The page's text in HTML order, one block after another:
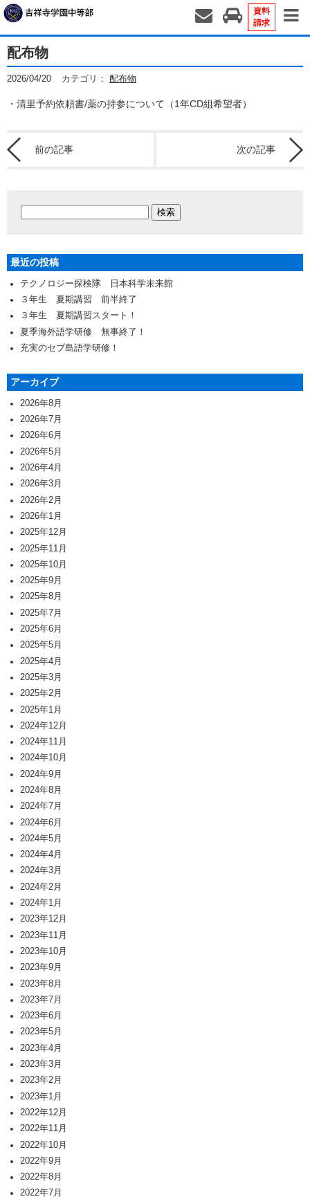
資料
請求
配布物
2026/04/20 カテゴリ： 配布物
・清里予約依頼書/薬の持参について（1年CD組希望者）
前の記事 次の記事
最近の投稿
テクノロジー探検隊 日本科学未来館
３年生 夏期講習 前半終了
３年生 夏期講習スタート！
夏季海外語学研修 無事終了！
充実のセブ島語学研修！
アーカイブ
2026年8月
2026年7月
2026年6月
2026年5月
2026年4月
2026年3月
2026年2月
2026年1月
2025年12月
2025年11月
2025年10月
2025年9月
2025年8月
2025年7月
2025年6月
2025年5月
2025年4月
2025年3月
2025年2月
2025年1月
2024年12月
2024年11月
2024年10月
2024年9月
2024年8月
2024年7月
2024年6月
2024年5月
2024年4月
2024年3月
2024年2月
2024年1月
2023年12月
2023年11月
2023年10月
2023年9月
2023年8月
2023年7月
2023年6月
2023年5月
2023年4月
2023年3月
2023年2月
2023年1月
2022年12月
2022年11月
2022年10月
2022年9月
2022年8月
2022年7月